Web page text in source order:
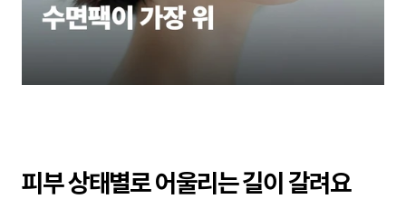
피부 상태별로 어울리는 길이 갈려요